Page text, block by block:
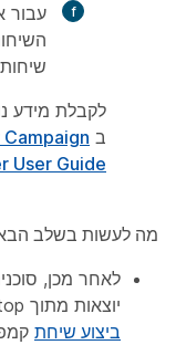
עבור
שיחות
לקבלת מידע
ב
User Guide
מה לעשות בשלב
לאחר מכן,
יוצאות מתוך Agent Desktop. לקבלת מידע נוסף, ראה
ביצוע שיחת